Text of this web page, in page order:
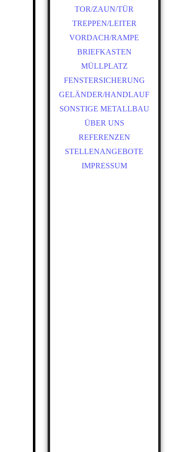
TOR/ZAUN/TÜR
TREPPEN/LEITER
VORDACH/RAMPE
BRIEFKASTEN
MÜLLPLATZ
FENSTERSICHERUNG
GELÄNDER/HANDLAUF
SONSTIGE METALLBAU
ÜBER UNS
REFERENZEN
STELLENANGEBOTE
IMPRESSUM